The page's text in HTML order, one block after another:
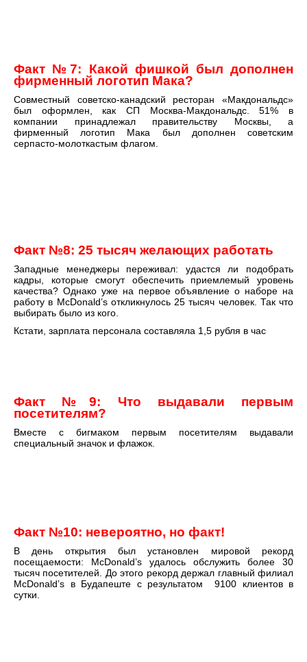
Факт №7: Какой фишкой был дополнен
фирменный логотип Мака?
Совместный советско-канадский ресторан «Макдональдс»
был оформлен, как СП Москва-Макдональдс. 51% в
компании принадлежал правительству Москвы, а
фирменный логотип Мака был дополнен советским
серпасто-молоткастым флагом.
Факт №8: 25 тысяч желающих работать
Западные менеджеры переживал: удастся ли подобрать
кадры, которые смогут обеспечить приемлемый уровень
качества? Однако уже на первое объявление о наборе на
работу в McDonald’s откликнулось 25 тысяч человек. Так что
выбирать было из кого.
Кстати, зарплата персонала составляла 1,5 рубля в час
Факт №9: Что выдавали первым
посетителям?
Вместе с бигмаком первым посетителям выдавали
специальный значок и флажок.
Факт №10: невероятно, но факт!
В день открытия был установлен мировой рекорд
посещаемости: McDonald’s удалось обслужить более 30
тысяч посетителей. До этого рекорд держал главный филиал
McDonald’s в Будапеште с результатом 9100 клиентов в
сутки.